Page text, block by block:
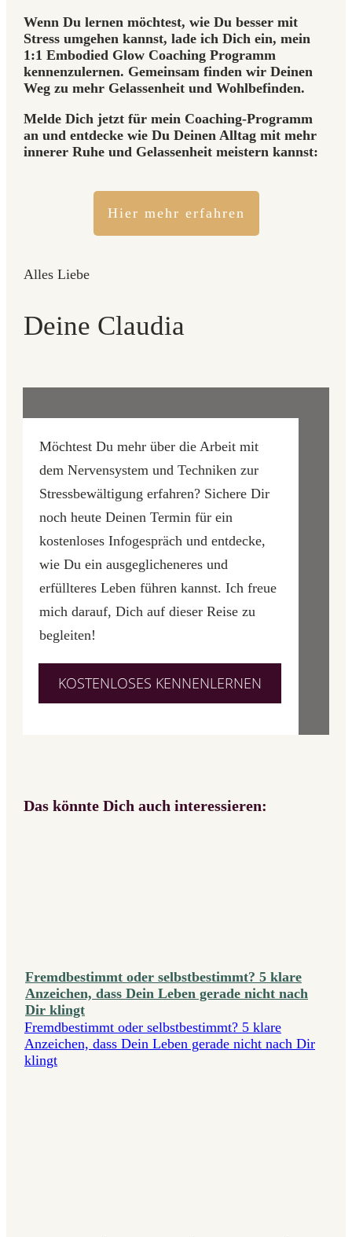
Wenn Du lernen möchtest, wie Du besser mit
Stress umgehen kannst, lade ich Dich ein, mein
1:1 Embodied Glow Coaching Programm
kennenzulernen. Gemeinsam finden wir Deinen
Weg zu mehr Gelassenheit und Wohlbefinden.
Melde Dich jetzt für mein Coaching-Programm
an und entdecke wie Du Deinen Alltag mit mehr
innerer Ruhe und Gelassenheit meistern kannst:
Hier mehr erfahren
Alles Liebe
Deine Claudia
Möchtest Du mehr über die Arbeit mit
dem Nervensystem und Techniken zur
Stressbewältigung erfahren? Sichere Dir
noch heute Deinen Termin für ein
kostenloses Infogespräch und entdecke,
wie Du ein ausgeglicheneres und
erfüllteres Leben führen kannst. Ich freue
mich darauf, Dich auf dieser Reise zu
begleiten!
KOSTENLOSES KENNENLERNEN
Das könnte Dich auch interessieren:
Fremdbestimmt oder selbstbestimmt? 5 klare
Anzeichen, dass Dein Leben gerade nicht nach
Dir klingt
Fremdbestimmt oder selbstbestimmt? 5 klare
Anzeichen, dass Dein Leben gerade nicht nach Dir
klingt